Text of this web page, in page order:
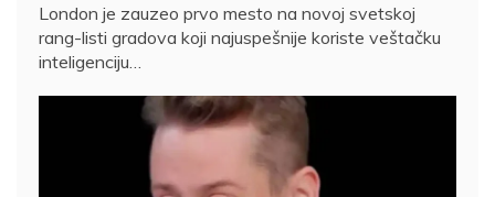
London je zauzeo prvo mesto na novoj svetskoj
rang-listi gradova koji najuspešnije koriste veštačku
inteligenciju…